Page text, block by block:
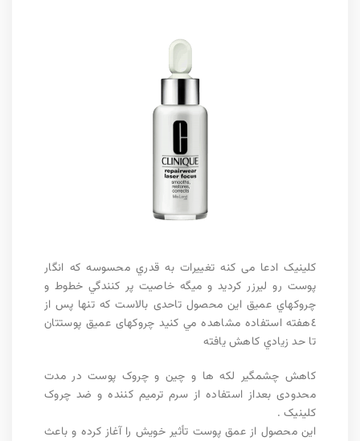
کلینیک ادعا می کنه تغييرات به قدري محسوسه كه انگار
پوست رو ليرزر كرديد و میگه خاصيت پر كنندگي خطوط و
چروكهاي عميق این محصول تاحدی بالاست که تنها پس از
٤هفته استفاده مشاهده مي كنيد چروکهای عمیق پوستتان
تا حد زيادي كاهش يافته
کاهش چشمگیر لکه ها و چین و چروک پوست در مدت
محدودى بعداز استفاده از سرم ترمیم کننده و ضد چروک
کلینیک .
‎این محصول از عمق پوست تأثیر خویش را آغاز کرده و باعث